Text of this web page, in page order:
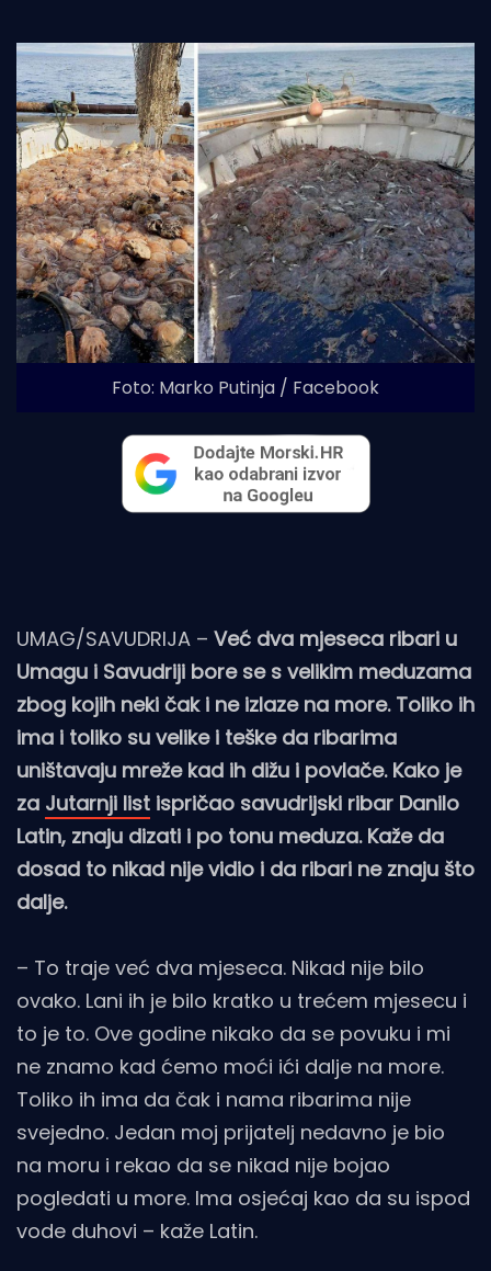
Foto: Marko Putinja / Facebook
UMAG/SAVUDRIJA – Već dva mjeseca ribari u
Umagu i Savudriji bore se s velikim meduzama
zbog kojih neki čak i ne izlaze na more. Toliko ih
ima i toliko su velike i teške da ribarima
uništavaju mreže kad ih dižu i povlače. Kako je
za Jutarnji list ispričao savudrijski ribar Danilo
Latin, znaju dizati i po tonu meduza. Kaže da
dosad to nikad nije vidio i da ribari ne znaju što
dalje.
– To traje već dva mjeseca. Nikad nije bilo
ovako. Lani ih je bilo kratko u trećem mjesecu i
to je to. Ove godine nikako da se povuku i mi
ne znamo kad ćemo moći ići dalje na more.
Toliko ih ima da čak i nama ribarima nije
svejedno. Jedan moj prijatelj nedavno je bio
na moru i rekao da se nikad nije bojao
pogledati u more. Ima osjećaj kao da su ispod
vode duhovi – kaže Latin.